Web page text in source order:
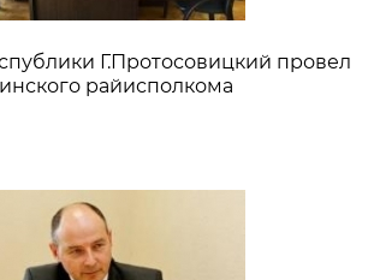
Г.Протосовицкий провел
райисполкома